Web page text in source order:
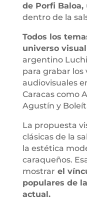
de Porfi Baloa,
dentro de la
Todos los
universo
argentino
para grabar los
audiovisuales
Caracas como
Agustín y
La propuesta
clásicas de la
la estética
caraqueños.
mostrar el
populares de
actual.